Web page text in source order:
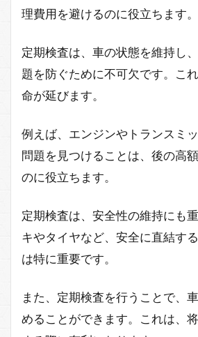
理費用を避けるのに役立ちます。
定期検査は、車の状態を維持し
題を防ぐために不可欠です。こ
命が延びます。
例えば、エンジンやトランスミ
問題を見つけることは、後の高
のに役立ちます。
定期検査は、安全性の維持にも
キやタイヤなど、安全に直結す
は特に重要です。
また、定期検査を行うことで、
めることができます。これは、